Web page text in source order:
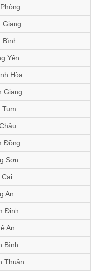
Giang
Bình
Yên
Hòa
Giang
Tum
Đồng
Sơn
An
Định
An
Bình
Thuận